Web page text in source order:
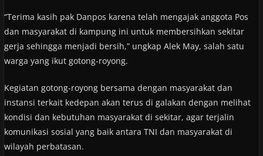
“Terima kasih pak Danpos karena telah mengajak anggota Pos
dan masyarakat di kampung ini untuk membersihkan sekitar
gerja sehingga menjadi bersih,” ungkap Alek May, salah satu
warga yang ikut gotong-royong.
Kegiatan gotong-royong bersama dengan masyarakat dan
instansi terkait kedepan akan terus di galakan dengan melihat
kondisi dan kebutuhan masyarakat di sekitar, agar terjalin
komunikasi sosial yang baik antara TNI dan masyarakat di
wilayah perbatasan.